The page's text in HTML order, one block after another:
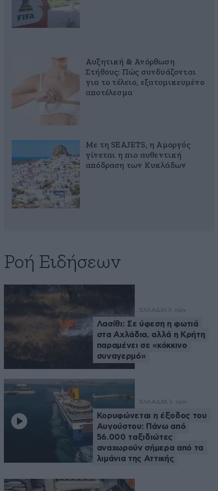
Αυξητική & Ανόρθωση
Στήθους: Πώς συνδυάζονται
για το τέλειο, εξατομικευμένο
αποτέλεσμα
Με τη SEAJETS, η Αμοργός
γίνεται η πιο αυθεντική
απόδραση των Κυκλάδων
Ροή Ειδήσεων
ΕΛΛΑΔΑ 1 λ. πριν
Λασίθι: Σε ύφεση η φωτιά
στα Αχλάδια, αλλά η Κρήτη
παραμένει σε «κόκκινο
συναγερμό»
ΕΛΛΑΔΑ5 λ. πριν
Κορυφώνεται η έξοδος του
Αυγούστου: Πάνω από
56.000 ταξιδιώτες
αναχωρούν σήμερα από τα
λιμάνια της Αττικής